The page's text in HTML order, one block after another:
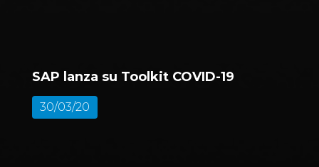
SAP lanza su Toolkit COVID-19
30/03/20